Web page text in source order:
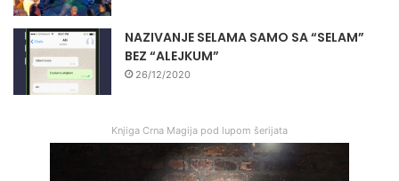
NAZIVANJE SELAMA SAMO SA “SELAM”
BEZ “ALEJKUM”
26/12/2020
Knjiga Crna Magija pod lupom šerijata